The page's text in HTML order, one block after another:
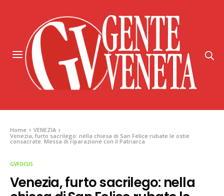
Home
VENEZIA
Venezia, furto sacrilego: nella chiesa di San Felice rubate le ostie
consacrate. Messa di riparazione con il Patriarca
GVFOCUS
Venezia, furto sacrilego: nella